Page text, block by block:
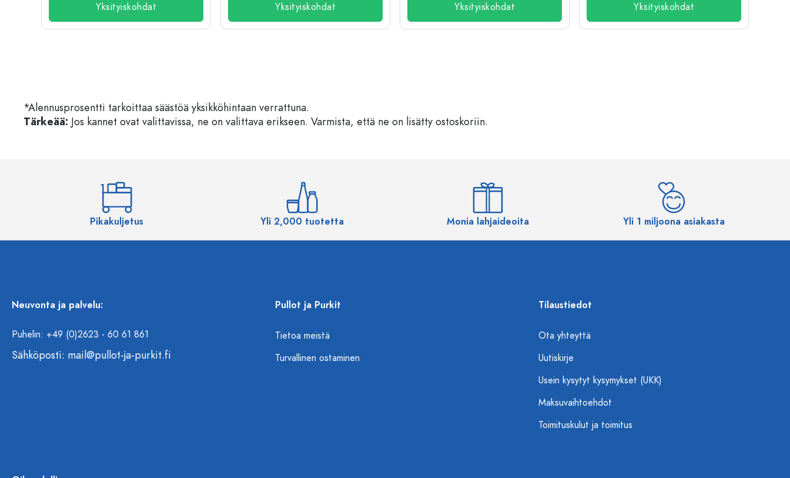
Yksityiskohdat Yksityiskohdat Yksityiskohdat Yksityiskohdat
*Alennusprosentti tarkoittaa säästöä yksikköhintaan verrattuna.
Tärkeää: Jos kannet ovat valittavissa, ne on valittava erikseen. Varmista, että ne on lisätty ostoskoriin.
Pikakuljetus Yli 2,000 tuotetta Monia lahjaideoita Yli 1 miljoona asiakasta
Neuvonta ja palvelu:
Puhelin: +49 (0)2623 - 60 61 861
Sähköposti: mail@pullot-ja-purkit.fi
Pullot ja Purkit
Tietoa meistä
Turvallinen ostaminen
Tilaustiedot
Ota yhteyttä
Uutiskirje
Usein kysytyt kysymykset (UKK)
Maksuvaihtoehdot
Toimituskulut ja toimitus